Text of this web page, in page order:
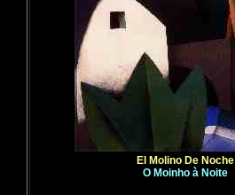
El Molino De Noche
O Moinho à Noite